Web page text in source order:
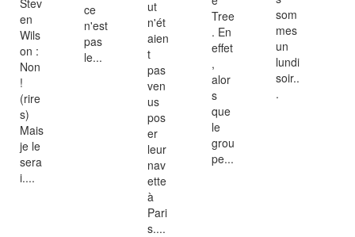
en
Wils
on :
Non
!
(rire
s)
Mais
je le
sera
i....
ce
n'est
pas
le...
ut
n'ét
aien
t
pas
ven
us
pos
er
leur
nav
ette
à
Pari
s....
Tree
. En
effet
,
alor
s
que
le
grou
pe...
som
mes
un
lundi
soir..
.